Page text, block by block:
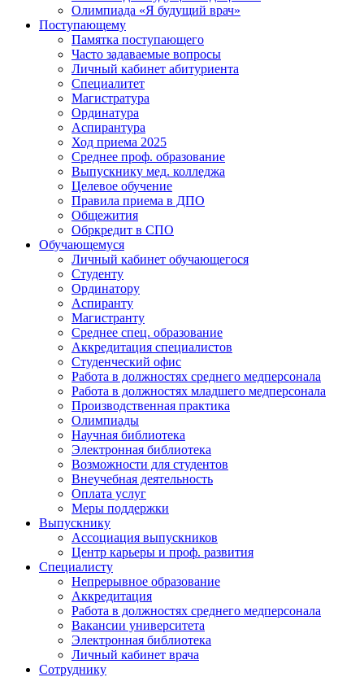
Олимпиада «Я будущий врач»
Поступающему
Памятка поступающего
Часто задаваемые вопросы
Личный кабинет абитуриента
Специалитет
Магистратура
Ординатура
Аспирантура
Ход приема 2025
Среднее проф. образование
Выпускнику мед. колледжа
Целевое обучение
Правила приема в ДПО
Общежития
Обркредит в СПО
Обучающемуся
Личный кабинет обучающегося
Студенту
Ординатору
Аспиранту
Магистранту
Среднее спец. образование
Аккредитация специалистов
Студенческий офис
Работа в должностях среднего медперсонала
Работа в должностях младшего медперсонала
Производственная практика
Олимпиады
Научная библиотека
Электронная библиотека
Возможности для студентов
Внеучебная деятельность
Оплата услуг
Меры поддержки
Выпускнику
Ассоциация выпускников
Центр карьеры и проф. развития
Специалисту
Непрерывное образование
Аккредитация
Работа в должностях среднего медперсонала
Вакансии университета
Электронная библиотека
Личный кабинет врача
Сотруднику